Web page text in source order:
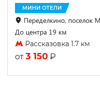
МИНИ ОТЕЛИ
Переделкино, поселок
До центра 19 км
Рассказовка 1.7 км
от 3 150 ₽